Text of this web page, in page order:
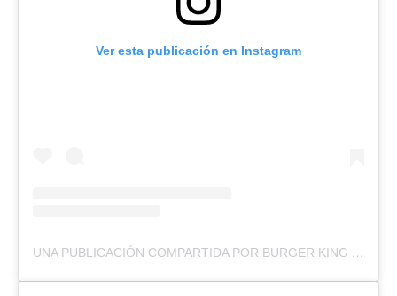
Ver esta publicación en Instagram
UNA PUBLICACIÓN COMPARTIDA POR BURGER KING MÉXICO (@BURGERKINGMX)